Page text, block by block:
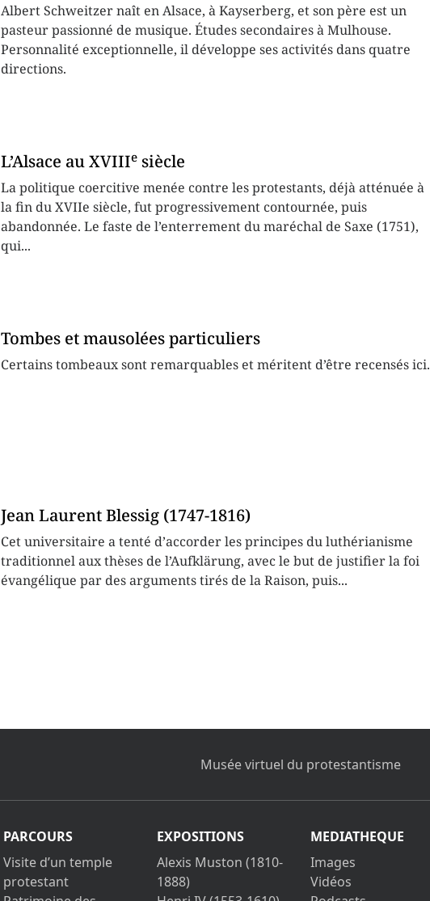
Albert Schweitzer naît en Alsace, à Kayserberg, et son père est un
pasteur passionné de musique. Études secondaires à Mulhouse.
Personnalité exceptionnelle, il développe ses activités dans quatre
directions.
L’Alsace au XVIIIe siècle
La politique coercitive menée contre les protestants, déjà atténuée à
la fin du XVIIe siècle, fut progressivement contournée, puis
abandonnée. Le faste de l’enterrement du maréchal de Saxe (1751),
qui...
Tombes et mausolées particuliers
Certains tombeaux sont remarquables et méritent d’être recensés ici.
Jean Laurent Blessig (1747-1816)
Cet universitaire a tenté d’accorder les principes du luthérianisme
traditionnel aux thèses de l’Aufklärung, avec le but de justifier la foi
évangélique par des arguments tirés de la Raison, puis...
Musée virtuel du protestantisme
PARCOURS
Visite d’un temple
protestant
EXPOSITIONS
Alexis Muston (1810-
1888)
MEDIATHEQUE
Images
Vidéos